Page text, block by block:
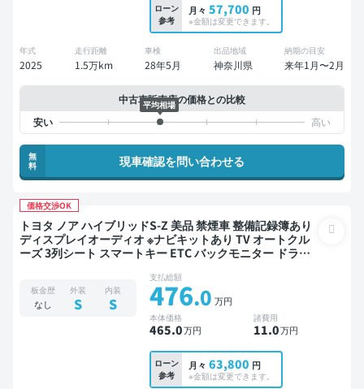
ローン
参考
月々 57,700 円
※金額は変更できます。
年式
2025
走行距離
1.5万km
車検
28年5月
出品地域
神奈川県
納期の目安
来年1月〜2月
中古車販売店の価格との比較
平均相場
無
料
現車確認を問い合わせる
価格交渉OK
トヨタ ノア ハイブリッドS-Z 美品 禁煙車 整備記録簿あり
ディスプレイオーディオ ※ナビキットあり TV オートクル
ーズ 3列シート スマートキー ETC バックモニター ドライ
板金歴
なし
外装
S
内装
S
支払総額
476.0 万円
本体価格
465.0万円
諸費用
11.0万円
ローン
参考
月々 63,800 円
※金額は変更できます。